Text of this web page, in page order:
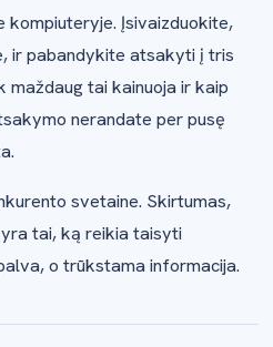
Įsivaizduokite,
ir pabandykite atsakyti į tris
maždaug tai kainuoja ir kaip
nerandate per pusę
svetaine. Skirtumas,
tai, ką reikia taisyti
o trūkstama informacija.